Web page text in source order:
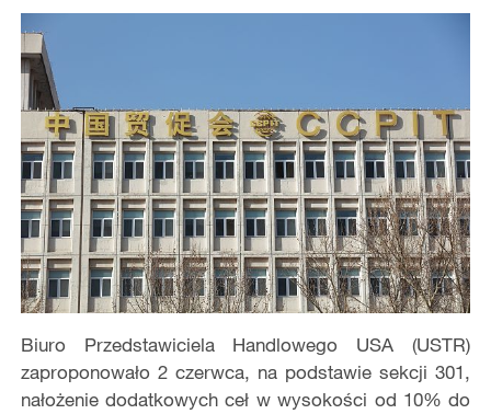
Biuro Przedstawiciela Handlowego USA (USTR)
zaproponowało 2 czerwca, na podstawie sekcji 301,
nałożenie dodatkowych ceł w wysokości od 10% do